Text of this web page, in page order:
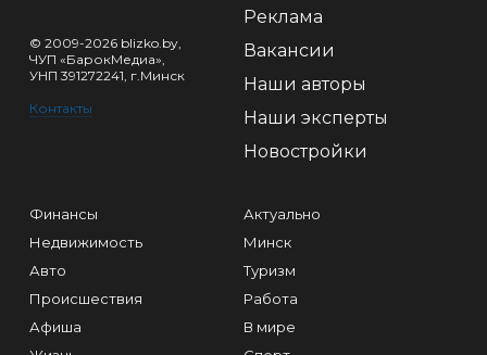
© 2009-2026 blizko.by,
ЧУП «БарокМедиа»,
УНП 391272241, г.Минск
Контакты
Реклама
Вакансии
Наши авторы
Наши эксперты
Новостройки
Финансы
Недвижимость
Авто
Происшествия
Афиша
Актуально
Минск
Туризм
Работа
В мире